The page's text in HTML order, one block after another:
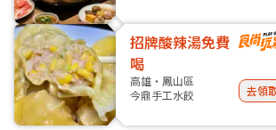
招牌酸辣湯免費
喝
高雄・鳳山區
今鼎手工水餃
去領